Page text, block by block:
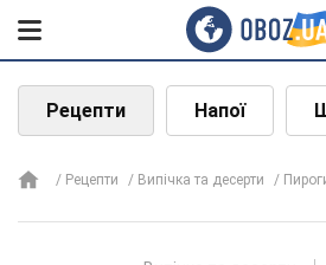
Рецепти Напої
Рецепти Випічка та десерти